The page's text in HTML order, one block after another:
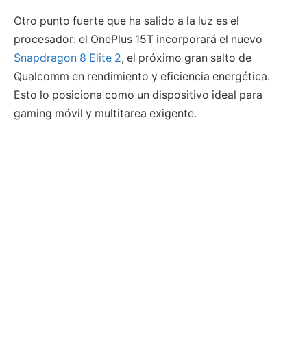
Otro punto fuerte que ha salido a la luz es el
procesador: el OnePlus 15T incorporará el nuevo
Snapdragon 8 Elite 2, el próximo gran salto de
Qualcomm en rendimiento y eficiencia energética.
Esto lo posiciona como un dispositivo ideal para
gaming móvil y multitarea exigente.